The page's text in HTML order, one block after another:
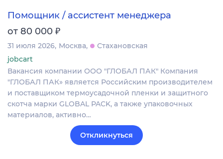
Помощник / ассистент менеджера
от 80 000 ₽
31 июля 2026 Москва
Стахановская
jobcart
Вакансия компании ООО "ГЛОБАЛ ПАК" Компания
"ГЛОБАЛ ПАК» является Российским производителем
и поставщиком термоусадочной пленки и защитного
скотча марки GLOBAL PACK, а также упаковочных
материалов, активно…
Откликнуться